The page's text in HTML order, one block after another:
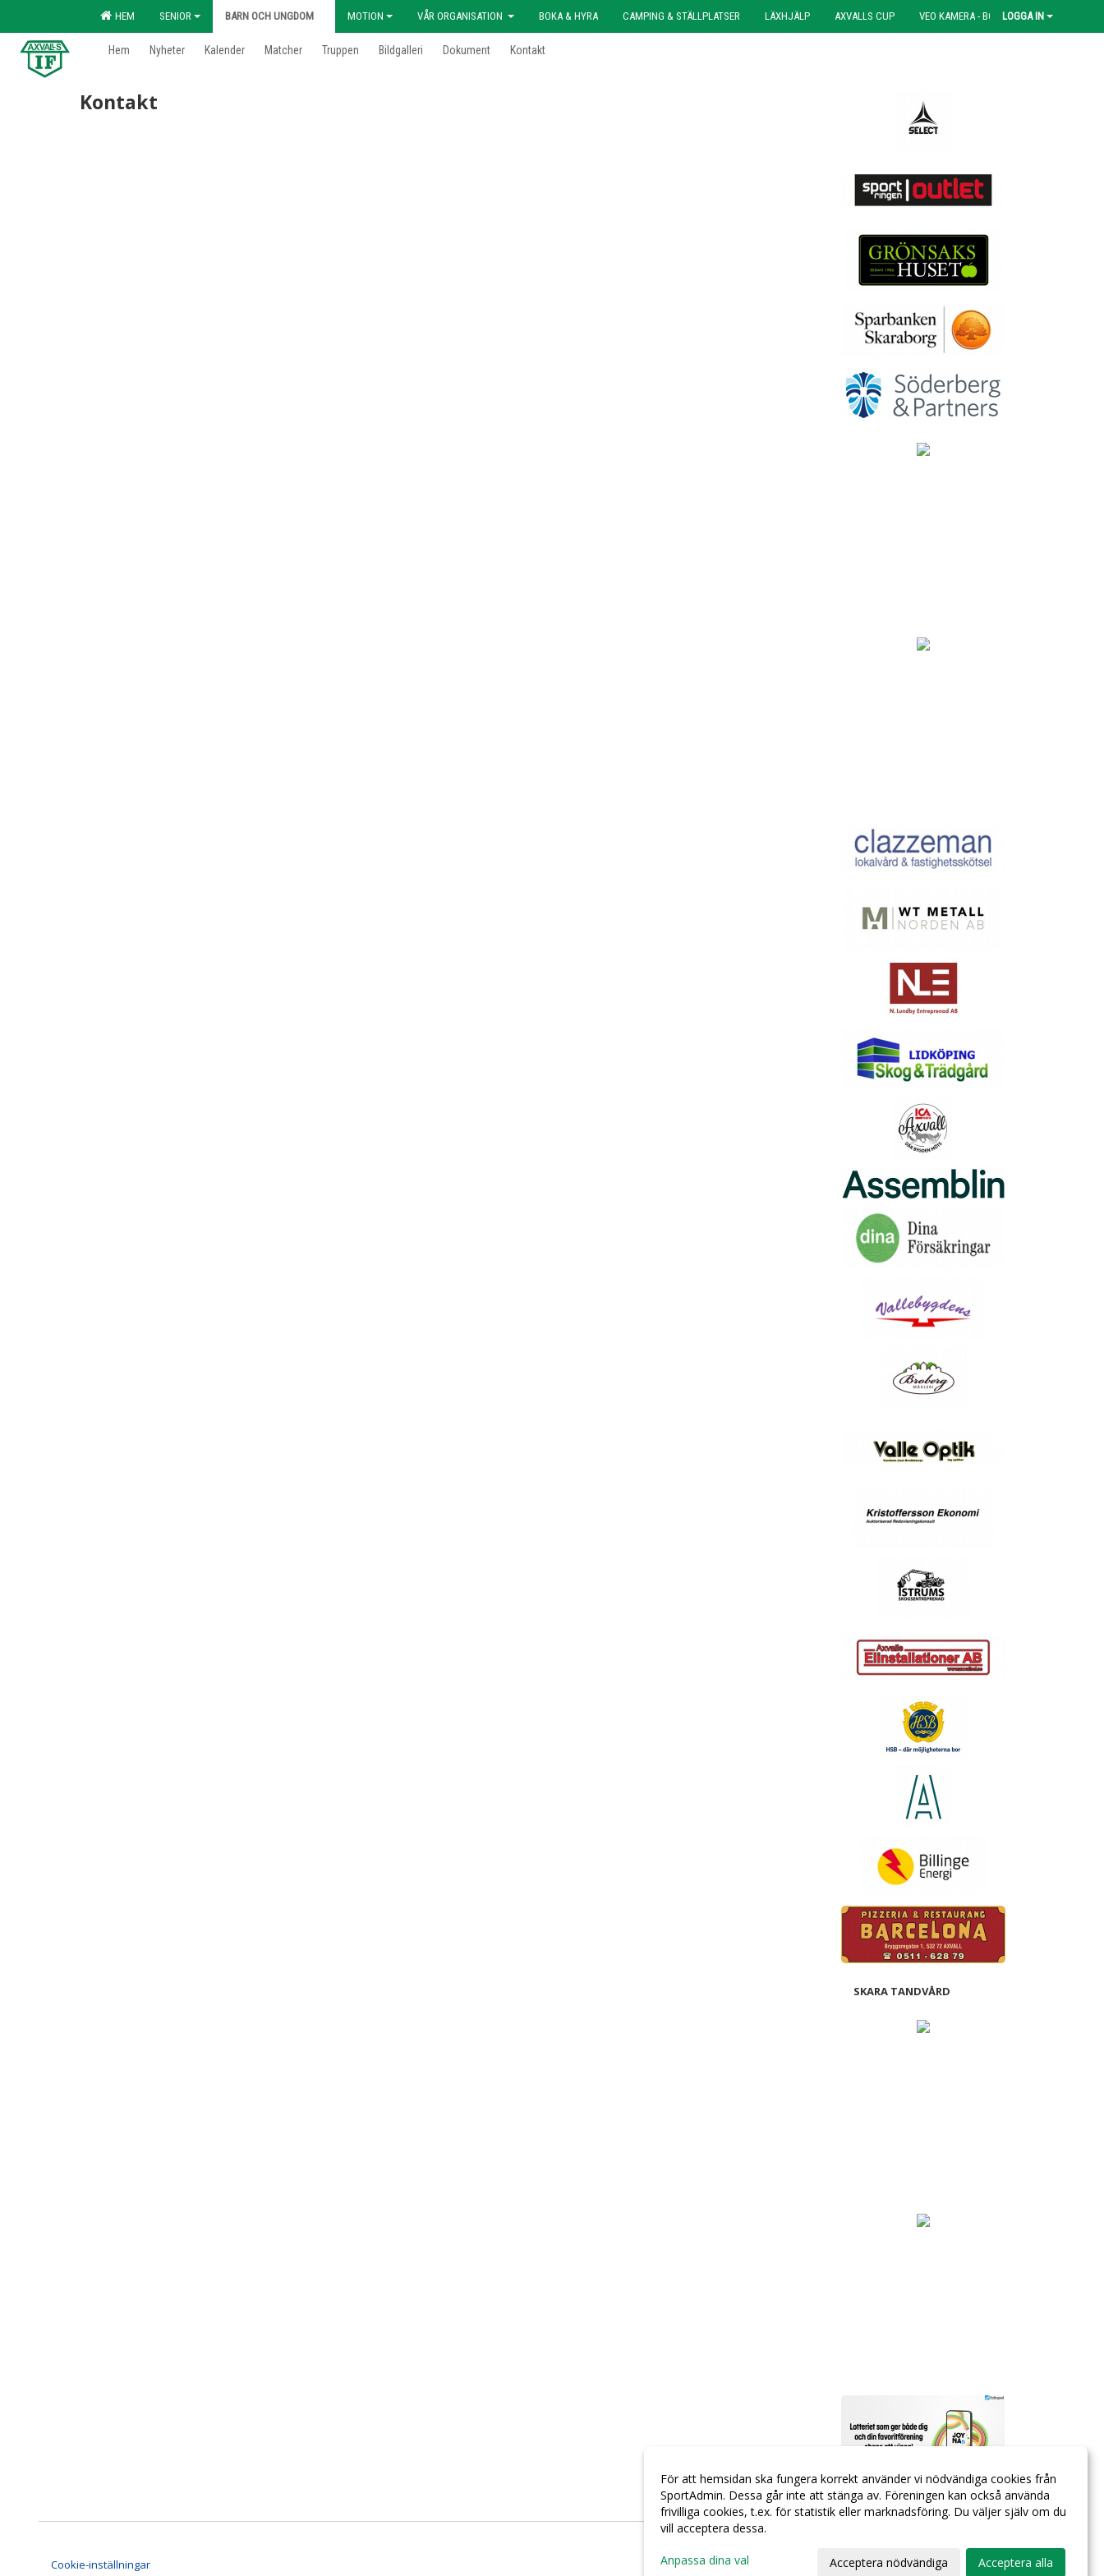
HEM SENIOR BARN OCH UNGDOM MOTION VÅR ORGANISATION BOKA & HYRA CAMPING & STÄLLPLATSER LÄXHJÄLP AXVALLS CUP VEO KAMERA - BOKNINGLOGGA IN
Hem Nyheter Kalender Matcher Truppen Bildgalleri Dokument Kontakt
Kontakt
SKARA TANDVÅRD
Cookie-inställningar
För att hemsidan ska fungera korrekt använder vi nödvändiga cookies från
SportAdmin. Dessa går inte att stänga av. Föreningen kan också använda
frivilliga cookies, t.ex. för statistik eller marknadsföring. Du väljer själv om du
vill acceptera dessa.
Anpassa dina val Acceptera nödvändiga Acceptera alla